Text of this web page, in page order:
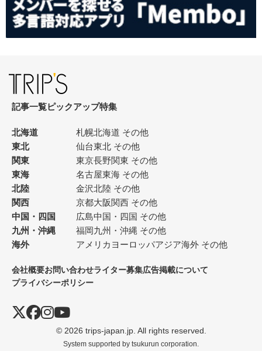
記事一覧ピックアップ特集
北海道 札幌北海道 その他
東北
仙台東北 その他
関東
東京長野関東 その他
東海
名古屋東海 その他
北陸
金沢北陸 その他
関西
京都大阪関西 その他
中国・四国
広島中国・四国 その他
九州・沖縄
福岡九州・沖縄 その他
海外
アメリカ ヨーロッパアジア海外 その他
会社概要お問い合わせライター募集広告掲載について
プライバシーポリシー
© 2026 trips-japan.jp. All rights reserved.
System supported by tsukurun corporation.